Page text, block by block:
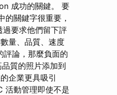
成功的關鍵。 要
關鍵字很重要，
要求他們留下評
量、品質、速度
評論，那麼負面的
質的照片添加到
企業更具吸引
活動管理即使不是